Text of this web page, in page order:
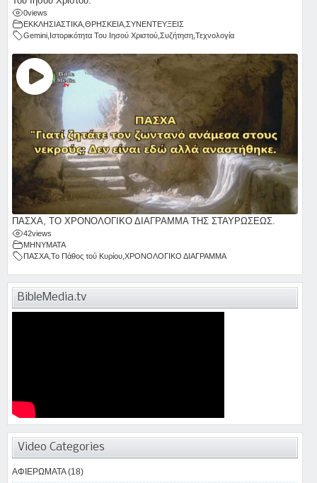
0views
ΕΚΚΛΗΣΙΑΣΤΙΚΑ ΘΡΗΣΚΕΙΑ ΣΥΝΕΝΤΕΥΞΕΙΣ
Gemini Ιστορικότητα Του Ιησού Χριστού Συζήτηση Τεχνολογία
ΠΑΣΧΑ, ΤΟ ΧΡΟΝΟΛΟΓΙΚΟ ΔΙΑΓΡΑΜΜΑ ΤΗΣ ΣΤΑΥΡΩΣΕΩΣ.
42views
ΜΗΝΥΜΑΤΑ
ΠΑΣΧΑ Το Πάθος τού Κυρίου ΧΡΟΝΟΛΟΓΙΚΟ ΔΙΑΓΡΑΜΜΑ
BibleMedia.tv
Video Categories
ΑΦΙΕΡΩΜΑΤΑ (18)